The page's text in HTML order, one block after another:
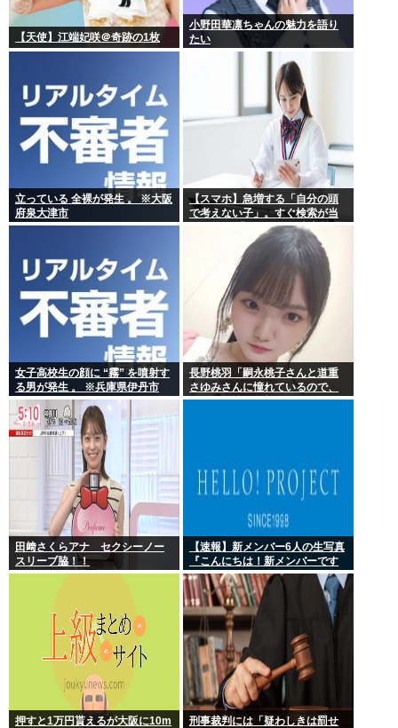
【天使】江端妃咲＠奇跡の1枚
小野田華凛ちゃんの魅力を語り
たい
立っている 全裸が発生 。 ※大阪
府泉大津市
【スマホ】急増する「自分の頭
で考えない子」。すぐ検索が当
たり前に 「タイパ」至上主義
女子高校生の顔に “霧” を噴射す
る男が発生 。 ※兵庫県伊丹市
長野桃羽「嗣永桃子さんと道重
さゆみさんに憧れているので、
ふたりの憧れの部分をぎゅっと
田﨑さくらアナ セクシーノー
スリーブ脇！！
【速報】新メンバー6人の生写真
『こんにちは！新メンバーです
☆』
押すと1万円貰えるが大阪に10m
刑事裁判には「疑わしきは罰せ